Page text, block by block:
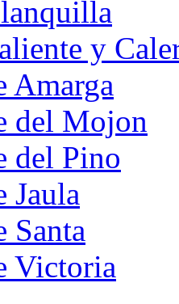
y
Amarga
del Mojon
del Pino
Jaula
Santa
Victoria